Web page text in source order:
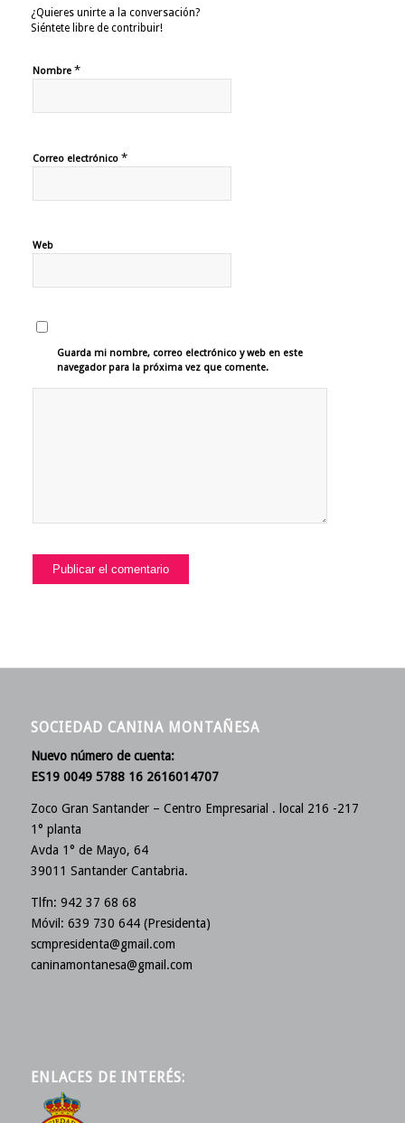
¿Quieres unirte a la conversación?
Siéntete libre de contribuir!
Nombre *
Correo electrónico *
Web
Guarda mi nombre, correo electrónico y web en este
navegador para la próxima vez que comente.
SOCIEDAD CANINA MONTAÑESA
Nuevo número de cuenta:
ES19 0049 5788 16 2616014707
Zoco Gran Santander – Centro Empresarial . local 216 -217
1° planta
Avda 1° de Mayo, 64
39011 Santander Cantabria.
Tlfn: 942 37 68 68
Móvil: 639 730 644 (Presidenta)
scmpresidenta@gmail.com
caninamontanesa@gmail.com
ENLACES DE INTERÉS: